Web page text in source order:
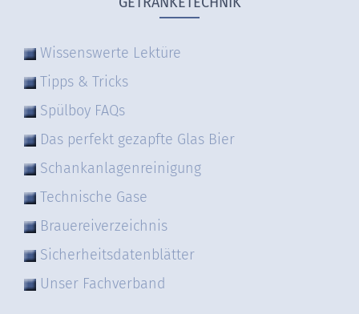
Wissenswerte Lektüre
Tipps & Tricks
Spülboy FAQs
Das perfekt gezapfte Glas Bier
Schankanlagenreinigung
Technische Gase
Brauereiverzeichnis
Sicherheitsdatenblätter
Unser Fachverband